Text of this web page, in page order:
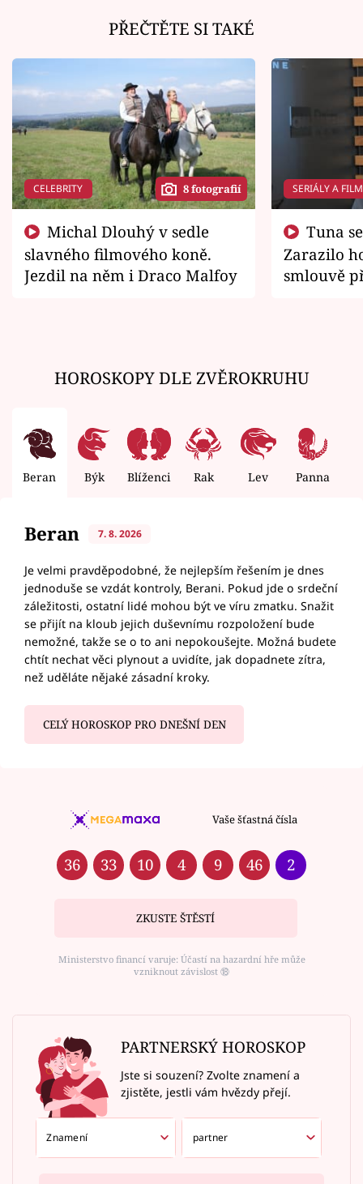
PŘEČTĚTE SI TAKÉ
CELEBRITY 8 fotografií
slavného filmového koně.
Jezdil na něm i Draco Malfoy
SERIÁLY A
Zarazilo
smlouvě
HOROSKOPY DLE ZVĚROKRUHU
Beran Býk Blíženci Rak Lev Panna
Beran 7. 8. 2026
Je velmi pravděpodobné, že nejlepším řešením je dnes
jednoduše se vzdát kontroly, Berani. Pokud jde o srdeční
záležitosti, ostatní lidé mohou být ve víru zmatku. Snažit
se přijít na kloub jejich duševnímu rozpoložení bude
nemožné, takže se o to ani nepokoušejte. Možná budete
chtít nechat věci plynout a uvidíte, jak dopadnete zítra,
než uděláte nějaké zásadní kroky.
CELÝ HOROSKOP PRO DNEŠNÍ DEN
Vaše šťastná čísla
36 33 10 4 9 46 2
ZKUSTE ŠTĚSTÍ
Ministerstvo financí varuje: Účastí na hazardní hře může
vzniknout závislost ⑱
PARTNERSKÝ HOROSKOP
Jste si souzení? Zvolte znamení a
zjistěte, jestli vám hvězdy přejí.